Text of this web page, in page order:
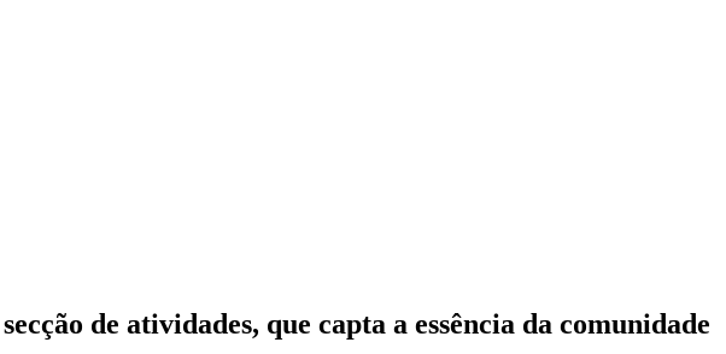
de atividades, que capta a essência da comunidade